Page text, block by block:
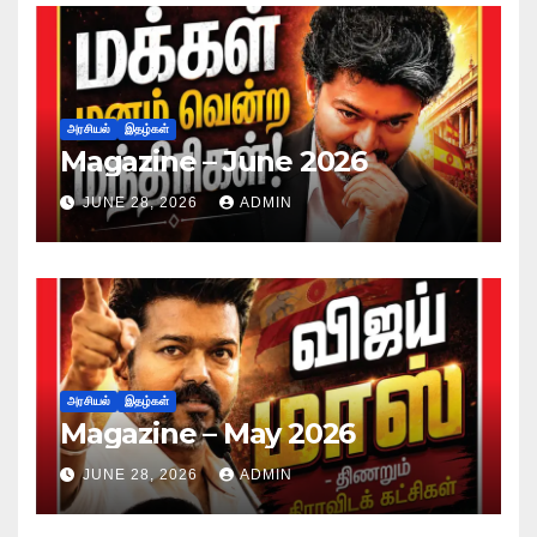
அரசியல் இதழ்கள்
Magazine – June 2026
JUNE 28, 2026 ADMIN
அரசியல் இதழ்கள்
Magazine – May 2026
JUNE 28, 2026 ADMIN